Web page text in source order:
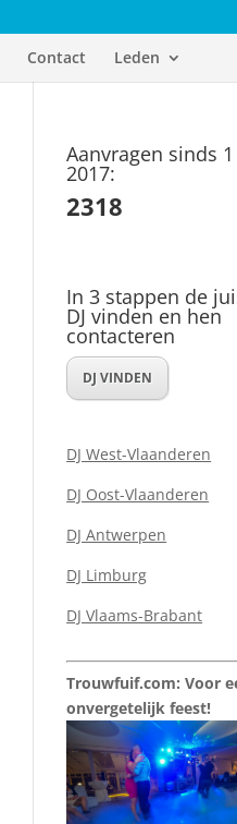
Contact Leden
Aanvragen sinds
2017:
2318
In 3 stappen de
DJ vinden en hen
contacteren
DJ VINDEN
DJ West-Vlaanderen
DJ Oost-Vlaanderen
DJ Antwerpen
DJ Limburg
DJ Vlaams-Brabant
Trouwfuif.com: Voor
onvergetelijk feest!